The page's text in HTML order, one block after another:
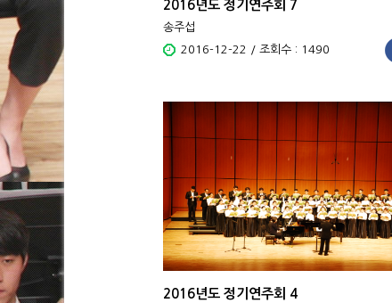
2016년도 정기연주회 7
송주섭
2016-12-22 / 조회수 : 1490
2016년도 정기연주회 4